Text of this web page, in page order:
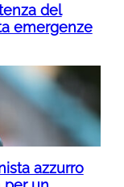
del
emergenze
azzurro